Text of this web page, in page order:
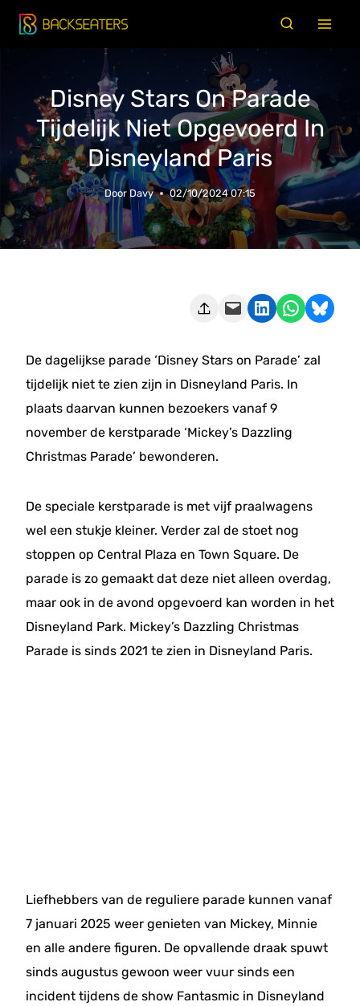
Doorgaan
naar
Disney Stars On Parade
Tijdelijk Niet Opgevoerd In
Disneyland Paris
Door Davy 02/10/2024 07:15
Deze pagina e-mailen Delen op LinkedIn Delen via WhatsApp Share on Bluesky
De dagelijkse parade ‘Disney Stars on Parade’ zal
tijdelijk niet te zien zijn in Disneyland Paris. In
plaats daarvan kunnen bezoekers vanaf 9
november de kerstparade ‘Mickey’s Dazzling
Christmas Parade’ bewonderen.
De speciale kerstparade is met vijf praalwagens
wel een stukje kleiner. Verder zal de stoet nog
stoppen op Central Plaza en Town Square. De
parade is zo gemaakt dat deze niet alleen overdag,
maar ook in de avond opgevoerd kan worden in het
Disneyland Park. Mickey’s Dazzling Christmas
Parade is sinds 2021 te zien in Disneyland Paris.
Liefhebbers van de reguliere parade kunnen vanaf
7 januari 2025 weer genieten van Mickey, Minnie
en alle andere figuren. De opvallende draak spuwt
sinds augustus gewoon weer vuur sinds een
incident tijdens de show Fantasmic in Disneyland